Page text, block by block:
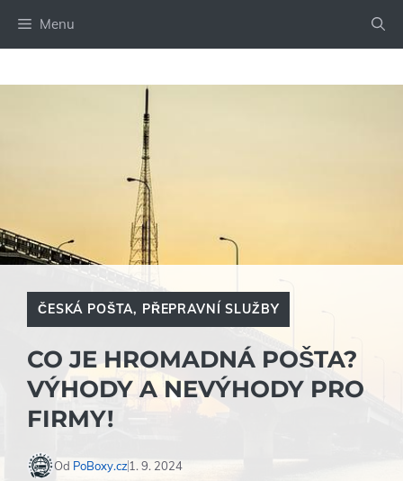
Menu
ČESKÁ POŠTA, PŘEPRAVNÍ SLUŽBY
CO JE HROMADNÁ POŠTA?
VÝHODY A NEVÝHODY PRO
FIRMY!
Od PoBoxy.cz1. 9. 2024